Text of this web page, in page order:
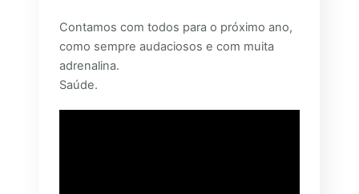
Contamos com todos para o próximo ano,
como sempre audaciosos e com muita
adrenalina.
Saúde.